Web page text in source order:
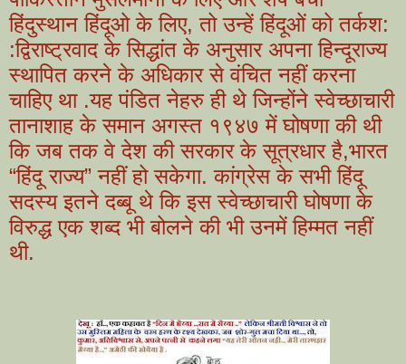
हिंदुस्थान हिंदूओ के लिए, तो उन्हें हिंदूओं को तर्कश:
:द्विराष्ट्रवाद के सिद्धांत के अनुसार अपना हिन्दूराज्य
स्थापित करने के अधिकार से वंचित नहीं करना
चाहिए था .यह पंडित नेहरु ही थे जिन्होंने स्वेच्छाचारी
तानाशाह के समान अगस्त १९४७ में घोषणा की थी
कि जब तक वे देश की सरकार के सूत्रधार है,भारत
“हिंदू राज्य” नहीं हो सकेगा. कांग्रेस के सभी हिंदू
सदस्य इतने दब्बू थे कि इस स्वेच्छाचारी घोषणा के
विरुद्ध एक शब्द भी बोलने की भी उनमें हिम्मत नहीं
थी.